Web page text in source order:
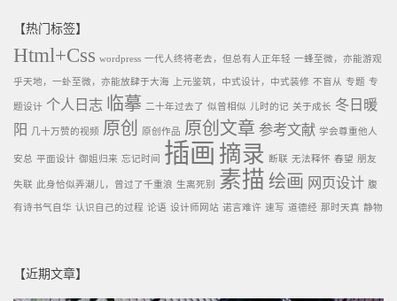
【热门标签】
Html+Css wordpress 一代人终将老去，但总有人正年轻 一蜂至微，亦能游观
乎天地，一虲至微，亦能放肆于大海 上元鉴筑，中式设计，中式装修 不盲从 专题 专
题设计 个人日志 临摹 二十年过去了 似曾相似 儿时的记 关于成长 冬日暖
阳
几十万赞的视频 原创 原创作品 原创文章 参考文献 学会尊重他人
安总 平面设计 御姐归来 忘记时间 插画 摘录 断联 无法释怀 春望 朋友
失联 此身恰似弄潮儿，曾过了千重浪 生离死别 素描 绘画 网页设计 腹
有诗书气自华 认识自己的过程 论语 设计师网站 诺言难许 速写 道德经 那时天真 静物
【近期文章】